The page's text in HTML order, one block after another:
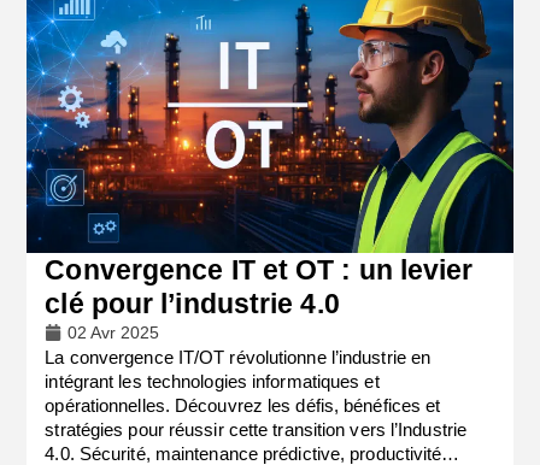
Convergence IT et OT : un levier
clé pour l’industrie 4.0
02 Avr 2025
La convergence IT/OT révolutionne l’industrie en
intégrant les technologies informatiques et
opérationnelles. Découvrez les défis, bénéfices et
stratégies pour réussir cette transition vers l’Industrie
4.0. Sécurité, maintenance prédictive, productivité…